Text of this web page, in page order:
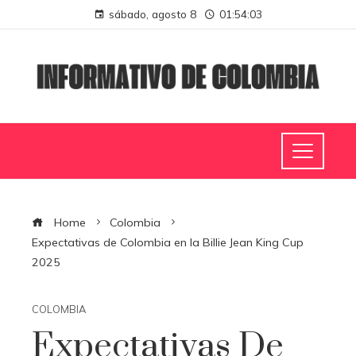
sábado, agosto 8 01:54:04
Home
Colombia
Expectativas de Colombia en la Billie Jean King Cup
2025
COLOMBIA
Expectativas De